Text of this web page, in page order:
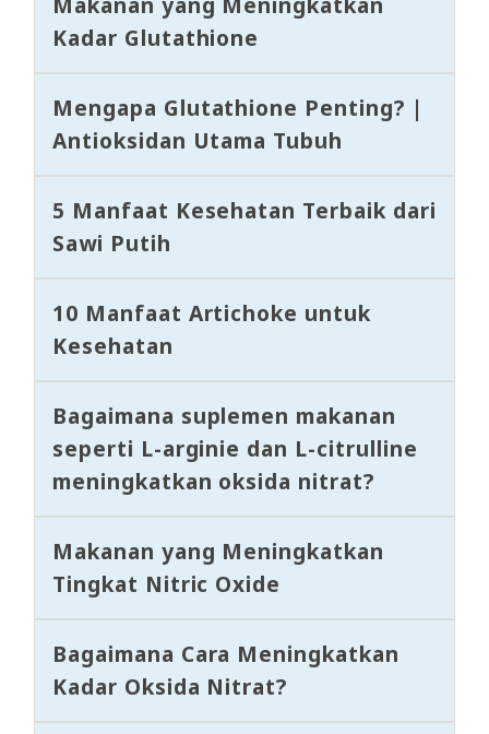
Kadar Glutathione
Mengapa Glutathione Penting? |
Antioksidan Utama Tubuh
5 Manfaat Kesehatan Terbaik dari
Sawi Putih
10 Manfaat Artichoke untuk
Kesehatan
Bagaimana suplemen makanan
seperti L-arginie dan L-citrulline
meningkatkan oksida nitrat?
Makanan yang Meningkatkan
Tingkat Nitric Oxide
Bagaimana Cara Meningkatkan
Kadar Oksida Nitrat?